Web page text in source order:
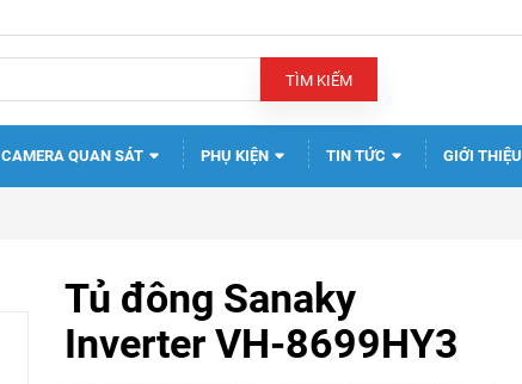
TÌM KIẾM
CAMERA QUAN SÁT PHỤ KIỆN TIN TỨC GIỚI THIỆU
Tủ đông Sanaky
Inverter VH-8699HY3